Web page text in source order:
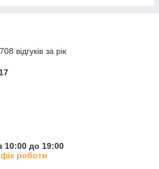
відгуків за рік
10:00 до 19:00
роботи